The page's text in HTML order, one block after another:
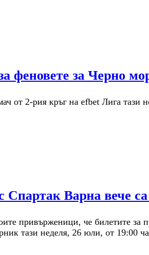
феновете за Черно
от 2-рия кръг на efbet Лига тази
Спартак Варна вече
привърженици, че билетите за
тази неделя, 26 юли, от 19:00